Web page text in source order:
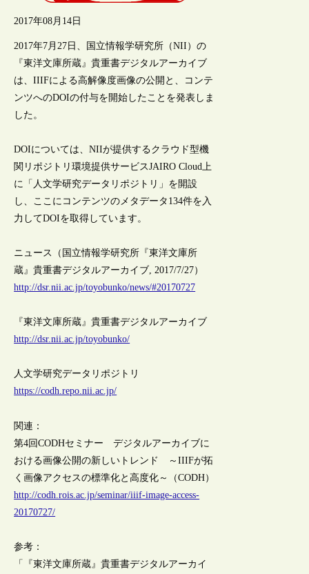
2017年08月14日
2017年7月27日、国立情報学研究所（NII）の
『東洋文庫所蔵』貴重書デジタルアーカイブ
は、IIIFによる高解像度画像の公開と、コンテ
ンツへのDOIの付与を開始したことを発表しま
した。
DOIについては、NIIが提供するクラウド型機
関リポジトリ環境提供サービスJAIRO Cloud上
に「人文学研究データリポジトリ」を開設
し、ここにコンテンツのメタデータ134件を入
力してDOIを取得しています。
ニュース（国立情報学研究所『東洋文庫所
蔵』貴重書デジタルアーカイブ, 2017/7/27）
http://dsr.nii.ac.jp/toyobunko/news/#20170727
『東洋文庫所蔵』貴重書デジタルアーカイブ
http://dsr.nii.ac.jp/toyobunko/
人文学研究データリポジトリ
https://codh.repo.nii.ac.jp/
関連：
第4回CODHセミナー デジタルアーカイブに
おける画像公開の新しいトレンド ～IIIFが拓
く画像アクセスの標準化と高度化～（CODH）
http://codh.rois.ac.jp/seminar/iiif-image-access-
20170727/
参考：
「『東洋文庫所蔵』貴重書デジタルアーカイ